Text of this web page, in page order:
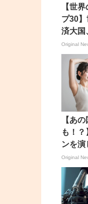
【世
プ30
済大国
高い？
Original
【あ
も！
ンを演
女優ま
Original